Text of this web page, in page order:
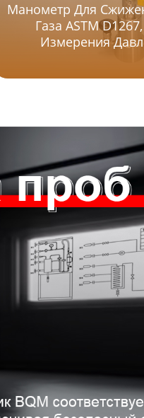
Манометр Для
Газа ASTM
Измерения